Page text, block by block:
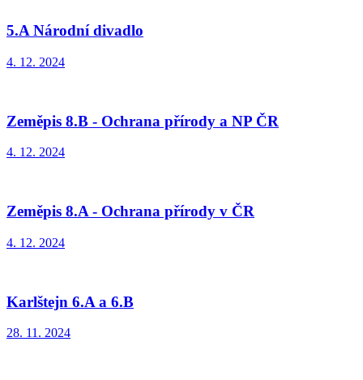
5.A Národní divadlo
4. 12. 2024
Zeměpis 8.B - Ochrana přírody a NP ČR
4. 12. 2024
Zeměpis 8.A - Ochrana přírody v ČR
4. 12. 2024
Karlštejn 6.A a 6.B
28. 11. 2024